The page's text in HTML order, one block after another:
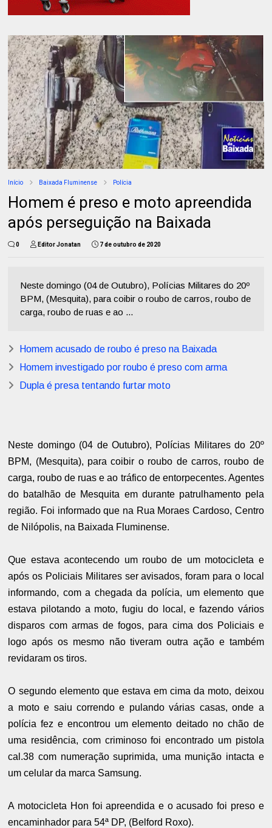
Início Baixada Fluminense Polícia
Homem é preso e moto apreendida
após perseguição na Baixada
0 Editor Jonatan 7 de outubro de 2020
Neste domingo (04 de Outubro), Polícias Militares do 20º
BPM, (Mesquita), para coibir o roubo de carros, roubo de
carga, roubo de ruas e ao ...
Homem acusado de roubo é preso na Baixada
Homem investigado por roubo é preso com arma
Dupla é presa tentando furtar moto
Neste domingo (04 de Outubro), Polícias Militares do 20º
BPM, (Mesquita), para coibir o roubo de carros, roubo de
carga, roubo de ruas e ao tráfico de entorpecentes. Agentes
do batalhão de Mesquita em durante patrulhamento pela
região. Foi informado que na Rua Moraes Cardoso, Centro
de Nilópolis, na Baixada Fluminense.
Que estava acontecendo um roubo de um motocicleta e
após os Policiais Militares ser avisados, foram para o local
informando, com a chegada da polícia, um elemento que
estava pilotando a moto, fugiu do local, e fazendo vários
disparos com armas de fogos, para cima dos Policiais e
logo após os mesmo não tiveram outra ação e também
revidaram os tiros.
O segundo elemento que estava em cima da moto, deixou
a moto e saiu correndo e pulando várias casas, onde a
polícia fez e encontrou um elemento deitado no chão de
uma residência, com criminoso foi encontrado um pistola
cal.38 com numeração suprimida, uma munição intacta e
um celular da marca Samsung.
A motocicleta Hon foi apreendida e o acusado foi preso e
encaminhador para 54ª DP, (Belford Roxo).